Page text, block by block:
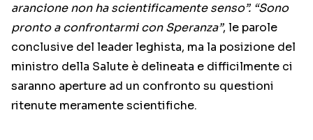
arancione non ha scientificamente senso”. “Sono
pronto a confrontarmi con Speranza”, le parole
conclusive del leader leghista, ma la posizione del
ministro della Salute è delineata e difficilmente ci
saranno aperture ad un confronto su questioni
ritenute meramente scientifiche.